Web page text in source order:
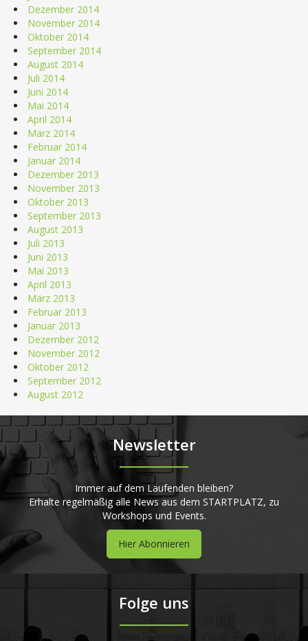
Dezember 2014
November 2014
Oktober 2014
September 2014
August 2014
Juli 2014
Juni 2014
Mai 2014
April 2014
März 2014
Februar 2014
Januar 2014
Dezember 2013
November 2013
Oktober 2013
September 2013
August 2013
Juli 2013
Juni 2013
Mai 2013
April 2013
März 2013
Februar 2013
Januar 2013
Dezember 2012
November 2012
Oktober 2012
September 2012
August 2012
Newsletter
Immer auf dem Laufenden bleiben?
Erhalte regelmäßig alle News aus dem STARTPLATZ, zu
Workshops und Events.
Hier Abonnieren
Folge uns